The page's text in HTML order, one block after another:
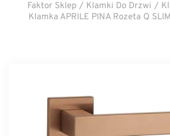
Faktor Sklep / Klamki Do Drzwi /
Klamka APRILE PINA Rozeta Q